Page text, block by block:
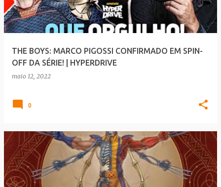
THE BOYS: MARCO PIGOSSI CONFIRMADO EM SPIN-
OFF DA SÉRIE! | HYPERDRIVE
maio 12, 2022
0